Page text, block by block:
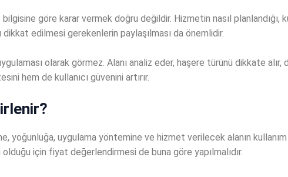
göre karar vermek doğru değildir. Hizmetin nasıl planlandığı,
edilmesi gerekenlerin paylaşılması da önemlidir.
olarak görmez. Alanı analiz eder, haşere türünü dikkate
hem de kullanıcı güvenini artırır.
yoğunluğa, uygulama yöntemine ve hizmet verilecek alanın
için fiyat değerlendirmesi de buna göre yapılmalıdır.